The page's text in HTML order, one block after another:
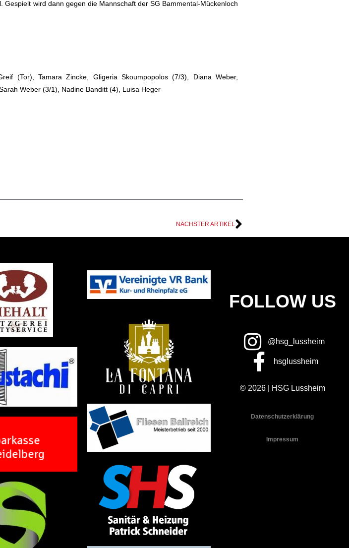
Gespielt wird dann gegen die Mannschaft der SG Bammental-Mückenloch
(Tor), Tamara Zincke, Gligeria Skoumpopolos (7/3), Diana Weber,
Weber (3/1), Nadine Banditt (4), Luisa Heger
NÄCHSTER ARTIKEL
FOLLOW US
@hsg_lussheim
hsglussheim
© 2026 | HSG Lussheim
Datenschutzerklärung
Impressum